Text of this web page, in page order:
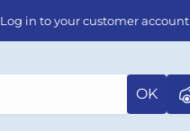
Log in to your customer account
OK